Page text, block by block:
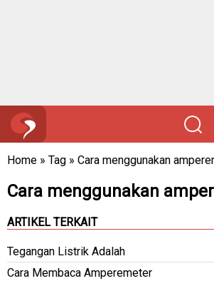
Home » Tag » Cara menggunakan
Cara menggunakan
ARTIKEL TERKAIT
Tegangan Listrik Adalah
Cara Membaca Amperemeter